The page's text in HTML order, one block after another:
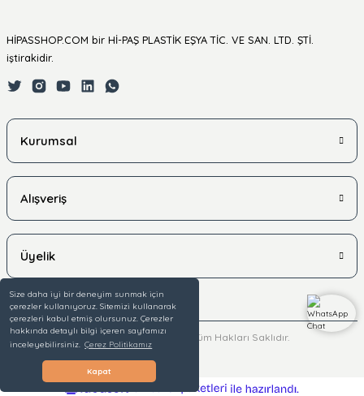
Size daha iyi bir deneyim sunmak için
çerezler kullanıyoruz. Sitemizi kullanarak
çerezleri kabul etmiş olursunuz. Çerezler
hakkında detaylı bilgi içeren sayfamızı
inceleyebilirsiniz. Çerez Politikamız
Kapat
HİPASSHOP.COM bir Hİ-PAŞ PLASTİK EŞYA TİC. VE SAN. LTD. ŞTİ.
iştirakidir.
Kurumsal
Alışveriş
Üyelik
© 2025 hipasshop.com - Tüm Hakları Saklıdır.
e-